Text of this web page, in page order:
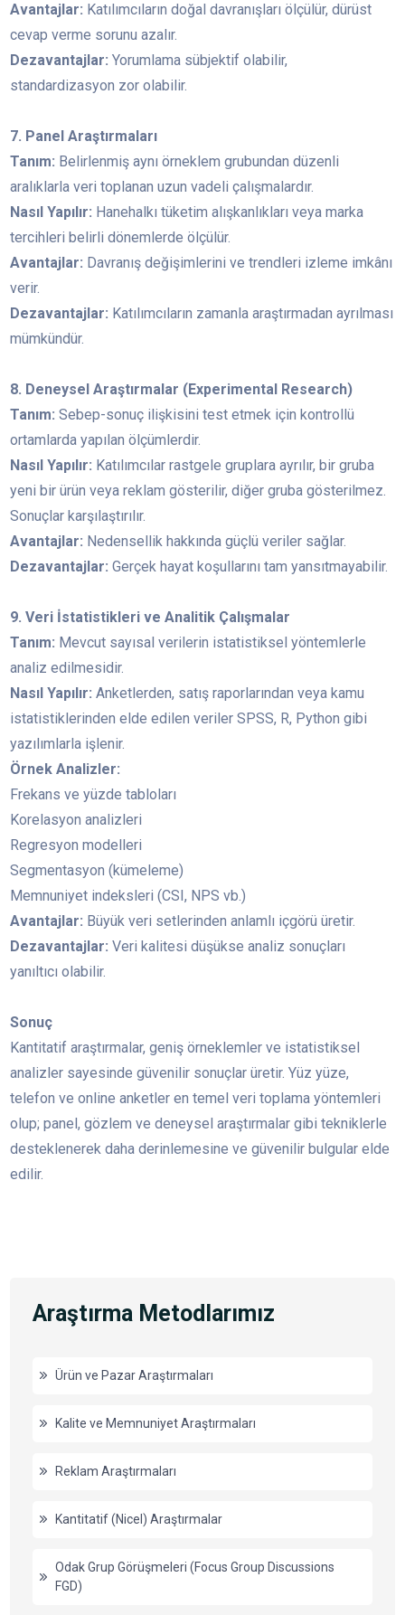
Avantajlar: Katılımcıların doğal davranışları ölçülür, dürüst
cevap verme sorunu azalır.
Dezavantajlar: Yorumlama sübjektif olabilir,
standardizasyon zor olabilir.
7. Panel Araştırmaları
Tanım: Belirlenmiş aynı örneklem grubundan düzenli
aralıklarla veri toplanan uzun vadeli çalışmalardır.
Nasıl Yapılır: Hanehalkı tüketim alışkanlıkları veya marka
tercihleri belirli dönemlerde ölçülür.
Avantajlar: Davranış değişimlerini ve trendleri izleme imkânı
verir.
Dezavantajlar: Katılımcıların zamanla araştırmadan ayrılması
mümkündür.
8. Deneysel Araştırmalar (Experimental Research)
Tanım: Sebep-sonuç ilişkisini test etmek için kontrollü
ortamlarda yapılan ölçümlerdir.
Nasıl Yapılır: Katılımcılar rastgele gruplara ayrılır, bir gruba
yeni bir ürün veya reklam gösterilir, diğer gruba gösterilmez.
Sonuçlar karşılaştırılır.
Avantajlar: Nedensellik hakkında güçlü veriler sağlar.
Dezavantajlar: Gerçek hayat koşullarını tam yansıtmayabilir.
9. Veri İstatistikleri ve Analitik Çalışmalar
Tanım: Mevcut sayısal verilerin istatistiksel yöntemlerle
analiz edilmesidir.
Nasıl Yapılır: Anketlerden, satış raporlarından veya kamu
istatistiklerinden elde edilen veriler SPSS, R, Python gibi
yazılımlarla işlenir.
Örnek Analizler:
Frekans ve yüzde tabloları
Korelasyon analizleri
Regresyon modelleri
Segmentasyon (kümeleme)
Memnuniyet indeksleri (CSI, NPS vb.)
Avantajlar: Büyük veri setlerinden anlamlı içgörü üretir.
Dezavantajlar: Veri kalitesi düşükse analiz sonuçları
yanıltıcı olabilir.
Sonuç
Kantitatif araştırmalar, geniş örneklemler ve istatistiksel
analizler sayesinde güvenilir sonuçlar üretir. Yüz yüze,
telefon ve online anketler en temel veri toplama yöntemleri
olup; panel, gözlem ve deneysel araştırmalar gibi tekniklerle
desteklenerek daha derinlemesine ve güvenilir bulgular elde
edilir.
Araştırma Metodlarımız
Ürün ve Pazar Araştırmaları
Kalite ve Memnuniyet Araştırmaları
Reklam Araştırmaları
Kantitatif (Nicel) Araştırmalar
Odak Grup Görüşmeleri (Focus Group Discussions
FGD)